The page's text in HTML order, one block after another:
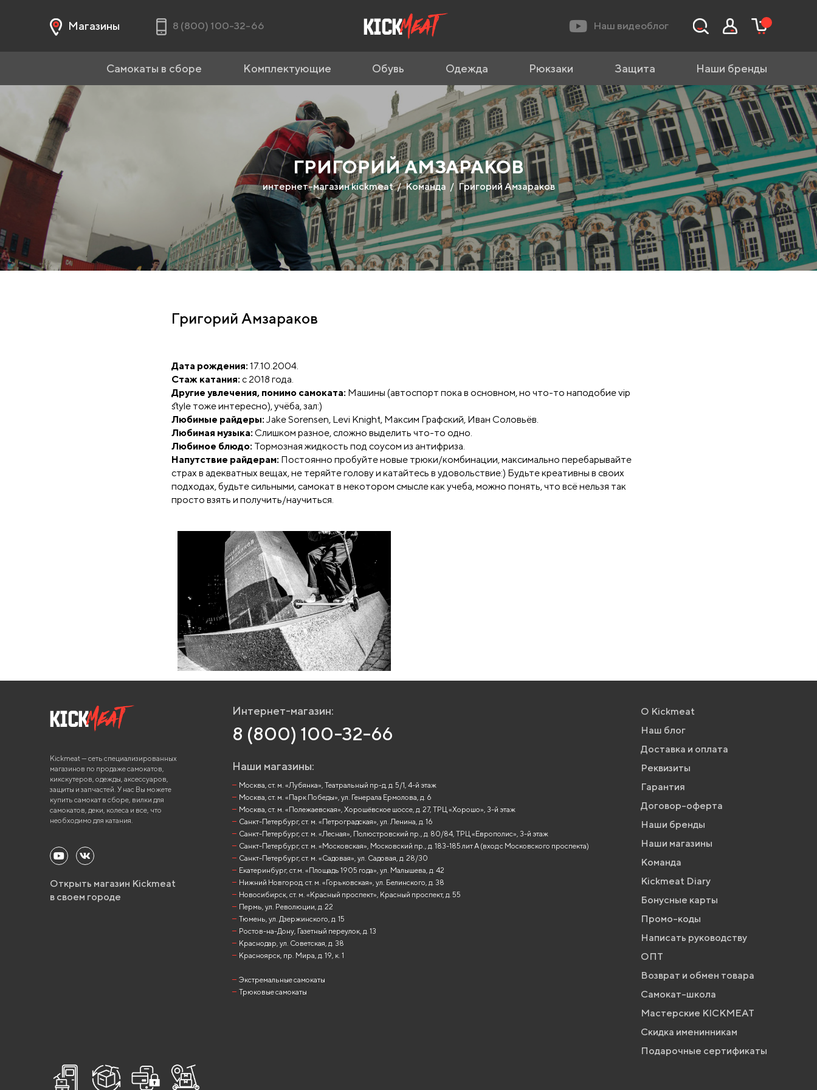
Магазины 8 (800) 100-32-66 Наш видеоблог
Самокаты в сборе Комплектующие Обувь Одежда Рюкзаки Защита Наши бренды
ГРИГОРИЙ АМЗАРАКОВ
интернет-магазин kickmeat Команда Григорий Амзараков
Григорий Амзараков
Дата рождения: 17.10.2004.
Стаж катания: с 2018 года.
Другие увлечения, помимо самоката: Машины (автоспорт пока в основном, но что-то наподобие vip
style тоже интересно), учёба, зал:)
Любимые райдеры: Jake Sorensen, Levi Knight, Максим Графский, Иван Соловьёв.
Любимая музыка: Слишком разное, сложно выделить что-то одно.
Любимое блюдо: Тормозная жидкость под соусом из антифриза.
Напутствие райдерам: Постоянно пробуйте новые трюки/комбинации, максимально перебарывайте
страх в адекватных вещах, не теряйте голову и катайтесь в удовольствие:) Будьте креативны в своих
подходах, будьте сильными, самокат в некотором смысле как учеба, можно понять, что всё нельзя так
просто взять и получить/научиться.
Kickmeat — сеть специализированных
магазинов по продаже самокатов,
кикскутеров, одежды, аксессуаров,
защиты и запчастей. У нас Вы можете
купить самокат в сборе, вилки для
самокатов, деки, колеса и все, что
необходимо для катания.
Открыть магазин Kickmeat
в своем городе
Интернет-магазин:
8 (800) 100-32-66
Наши магазины:
Москва, ст. м. «Лубянка», Театральный пр-д, д. 5/1, 4-й этаж
Москва, ст. м. «Парк Победы», ул. Генерала Ермолова, д. 6
Москва, ст. м. «Полежаевская», Хорошёвское шоссе, д. 27, ТРЦ «Хорошо», 3-й этаж
Санкт-Петербург, ст. м. «Петроградская», ул. Ленина, д. 16
Санкт-Петербург, ст. м. «Лесная», Полюстровский пр., д. 80/84, ТРЦ «Европолис», 3-й этаж
Санкт-Петербург, ст. м. «Московская», Московский пр., д. 183-185 лит А (вход с Московского проспекта)
Санкт-Петербург, ст. м. «Садовая», ул. Садовая, д. 28/30
Екатеринбург, ст.м. «Площадь 1905 года», ул. Малышева, д. 42
Нижний Новгород, ст. м. «Горьковская», ул. Белинского, д. 38
Новосибирск, ст. м. «Красный проспект», Красный проспект, д. 55
Пермь, ул. Революции, д. 22
Тюмень, ул. Дзержинского, д. 15
Ростов-на-Дону, Газетный переулок, д. 13
Краснодар, ул. Советская, д. 38
Красноярск, пр. Мира, д. 19, к. 1
Экстремальные самокаты
Трюковые самокаты
О Kickmeat
Наш блог
Доставка и оплата
Реквизиты
Гарантия
Договор-оферта
Наши бренды
Наши магазины
Команда
Kickmeat Diary
Бонусные карты
Промо-коды
Написать руководству
ОПТ
Возврат и обмен товара
Самокат-школа
Мастерские KICKMEAT
Скидка именинникам
Подарочные сертификаты